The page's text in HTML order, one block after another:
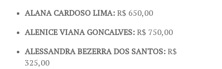
ALANA CARDOSO LIMA:R$ 650,00
ALENICE VIANA GONCALVES:R$ 750,00
ALESSANDRA BEZERRA DOS SANTOS:R$
325,00